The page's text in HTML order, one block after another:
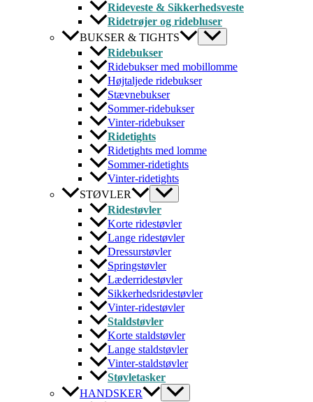
Rideveste & Sikkerhedsveste
Ridetrøjer og ridebluser
BUKSER & TIGHTS
Ridebukser
Ridebukser med mobillomme
Højtaljede ridebukser
Stævnebukser
Sommer-ridebukser
Vinter-ridebukser
Ridetights
Ridetights med lomme
Sommer-ridetights
Vinter-ridetights
STØVLER
Ridestøvler
Korte ridestøvler
Lange ridestøvler
Dressurstøvler
Springstøvler
Læderridestøvler
Sikkerhedsridestøvler
Vinter-ridestøvler
Staldstøvler
Korte staldstøvler
Lange staldstøvler
Vinter-staldstøvler
Støvletasker
HANDSKER